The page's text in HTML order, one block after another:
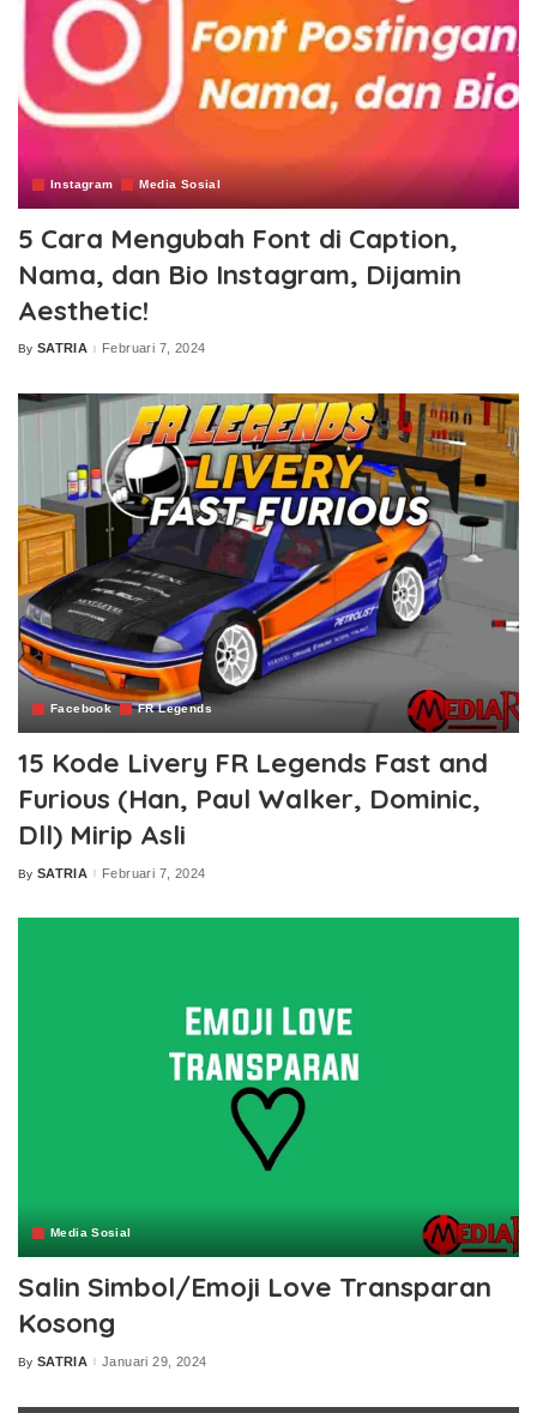
Instagram Media Sosial
5 Cara Mengubah Font di Caption,
Nama, dan Bio Instagram, Dijamin
Aesthetic!
Posted
By SATRIA Februari 7, 2024
Facebook FR Legends
15 Kode Livery FR Legends Fast and
Furious (Han, Paul Walker, Dominic,
Dll) Mirip Asli
Posted
By SATRIA Februari 7, 2024
Media Sosial
Salin Simbol/Emoji Love Transparan
Kosong
Posted
By SATRIA Januari 29, 2024